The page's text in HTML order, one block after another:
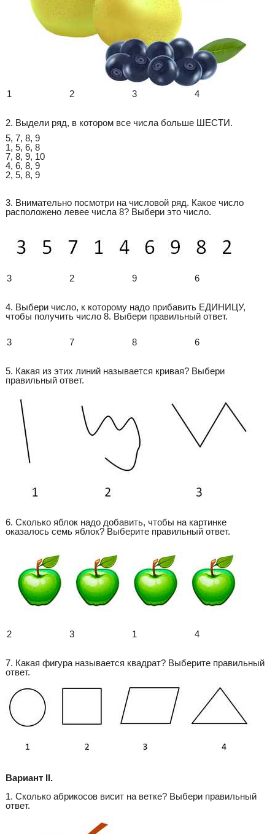
1 2 3 4
2. Выдели ряд, в котором все числа больше ШЕСТИ.
5, 7, 8, 9
1, 5, 6, 8
7, 8, 9, 10
4, 6, 8, 9
2, 5, 8, 9
3. Внимательно посмотри на числовой ряд. Какое число
расположено левее числа 8? Выбери это число.
3 2 9 6
4. Выбери число, к которому надо прибавить ЕДИНИЦУ,
чтобы получить число 8. Выбери правильный ответ.
3 7 8 6
5. Какая из этих линий называется кривая? Выбери
правильный ответ.
6. Сколько яблок надо добавить, чтобы на картинке
оказалось семь яблок? Выберите правильный ответ.
2 3 1 4
7. Какая фигура называется квадрат? Выберите правильный
ответ.
Вариант II.
1. Сколько абрикосов висит на ветке? Выбери правильный
ответ.